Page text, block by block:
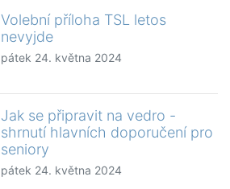
Volební příloha TSL letos
nevyjde
pátek 24. května 2024
Jak se připravit na vedro -
shrnutí hlavních doporučení pro
seniory
pátek 24. května 2024